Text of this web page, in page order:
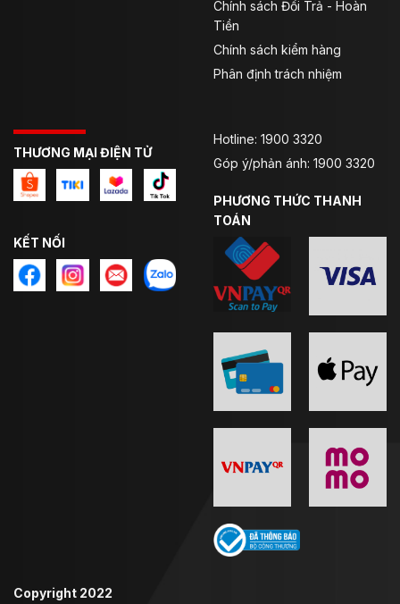
Chính sách Đổi Trả - Hoàn
Tiền
Chính sách kiểm hàng
Phân định trách nhiệm
THƯƠNG MẠI ĐIỆN TỬ
KẾT NỐI
Hotline: 1900 3320
Góp ý/phản ánh: 1900 3320
PHƯƠNG THỨC THANH
TOÁN
Copyright 2022